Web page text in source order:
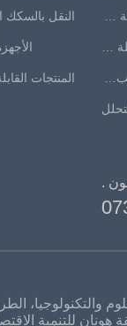
.
والتكنولوجيا،
للتنمية